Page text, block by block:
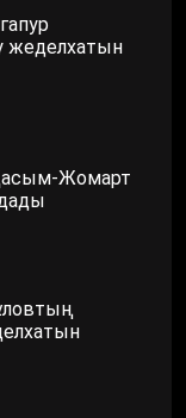
жеделхатын
Жомарт